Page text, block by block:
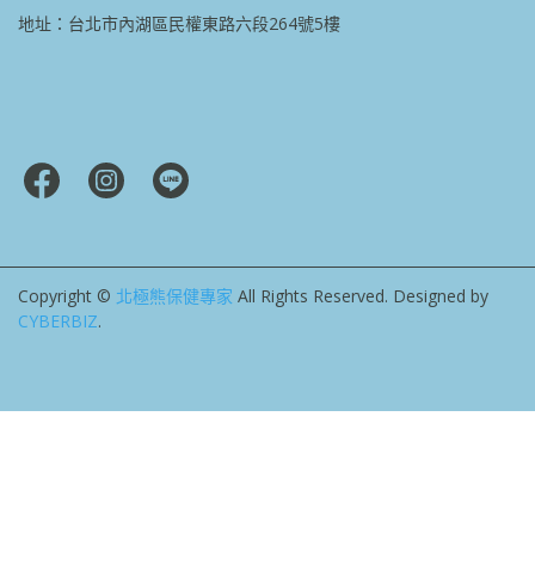
地址：台北市內湖區民權東路六段264號5樓
Copyright © 北極熊保健專家 All Rights Reserved. Designed by
CYBERBIZ.